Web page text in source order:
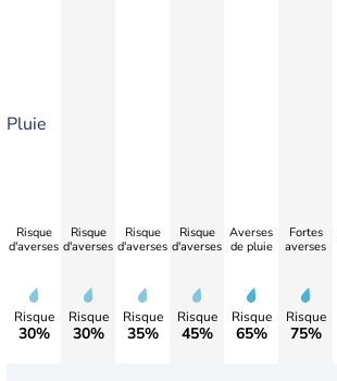
Pluie
Risque
d'averses
Risque
30%
Risque
d'averses
Risque
30%
Risque
d'averses
Risque
35%
Risque
d'averses
Risque
45%
Averses
de pluie
Risque
65%
Fortes
averses
Risque
75%